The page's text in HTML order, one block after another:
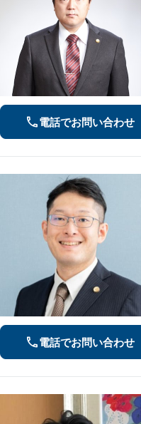
電話でお問い合わせ
電話でお問い合わせ